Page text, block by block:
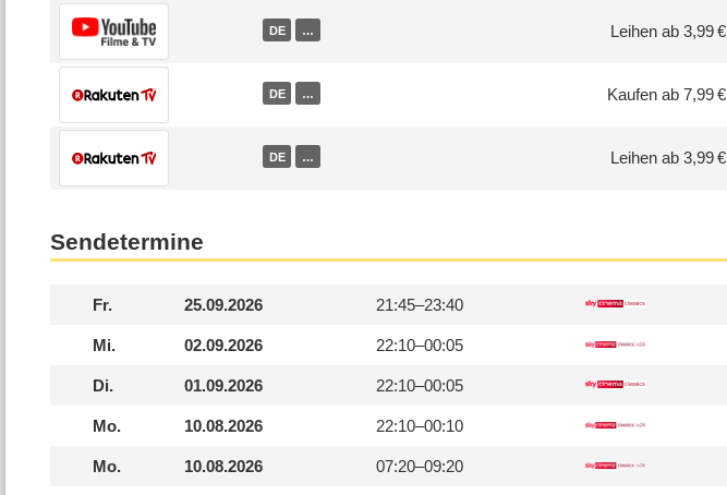
DE … Leihen ab 3,99 €
DE … Kaufen ab 7,99 €
DE … Leihen ab 3,99 €
Sendetermine
Fr. 25.09.2026 21:45–23:40
Mi. 02.09.2026 22:10–00:05
Di. 01.09.2026 22:10–00:05
Mo. 10.08.2026 22:10–00:10
Mo. 10.08.2026 07:20–09:20